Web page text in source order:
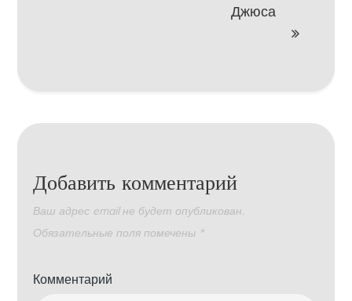
Джюса
Добавить комментарий
Ваш адрес email не будет опубликован.
Обязательные поля помечены *
Комментарий